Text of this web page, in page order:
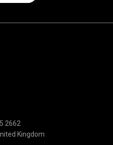
2662
Kingdom